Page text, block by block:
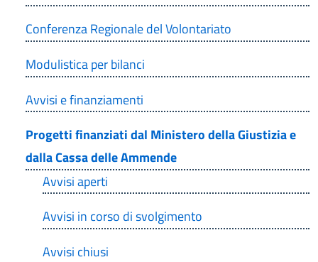
Conferenza Regionale del Volontariato
Modulistica per bilanci
Avvisi e finanziamenti
Progetti finanziati dal Ministero della Giustizia e
dalla Cassa delle Ammende
Avvisi aperti
Avvisi in corso di svolgimento
Avvisi chiusi